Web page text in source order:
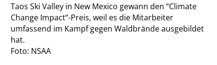
Taos Ski Valley in New Mexico gewann den “Climate
Change Impact“-Preis, weil es die Mitarbeiter
umfassend im Kampf gegen Waldbrände ausgebildet
hat.
Foto: NSAA